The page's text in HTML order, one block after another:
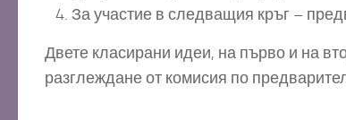
За участие в следващия кръг –
Двете класирани идеи, на първо и на
разглеждане от комисия по